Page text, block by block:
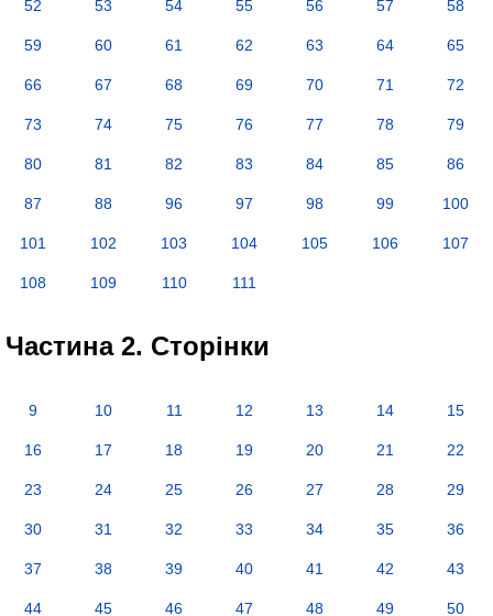
52 53 54 55 56 57 58
59 60 61 62 63 64 65
66 67 68 69 70 71 72
73 74 75 76 77 78 79
80 81 82 83 84 85 86
87 88 96 97 98 99 100
101 102 103 104 105 106 107
108 109 110 111
Частина 2. Сторінки
9 10 11 12 13 14 15
16 17 18 19 20 21 22
23 24 25 26 27 28 29
30 31 32 33 34 35 36
37 38 39 40 41 42 43
44 45 46 47 48 49 50